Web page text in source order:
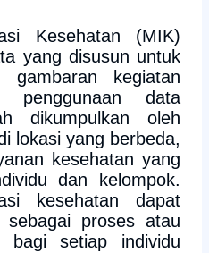
Kesehatan (MIK)
yang disusun untuk
gambaran kegiatan
penggunaan data
dikumpulkan oleh
lokasi yang berbeda,
kesehatan yang
dan kelompok.
kesehatan dapat
sebagai proses atau
bagi setiap individu